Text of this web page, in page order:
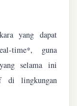
yang dapat
time*, guna
selama ini
di lingkungan